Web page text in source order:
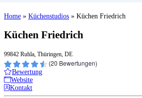
Home » Küchenstudios » Küchen Friedrich
Küchen Friedrich
99842 Ruhla, Thüringen, DE
(20 Bewertungen)
Bewertung
Website
Kontakt